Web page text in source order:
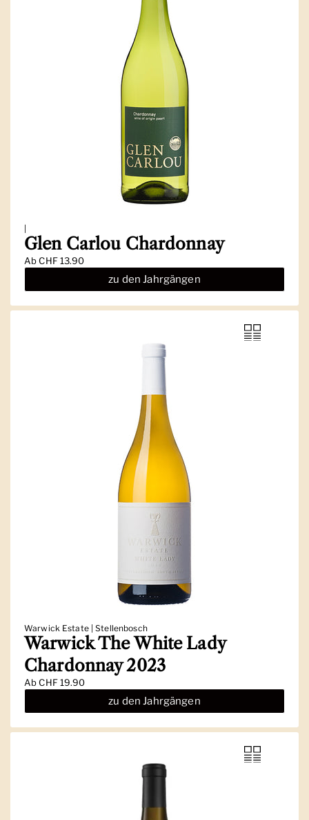
Glen Carlou Chardonnay
AbCHF 13.90
zu den Jahrgängen
Warwick Estate | Stellenbosch
Warwick The White Lady
Chardonnay 2023
AbCHF 19.90
zu den Jahrgängen